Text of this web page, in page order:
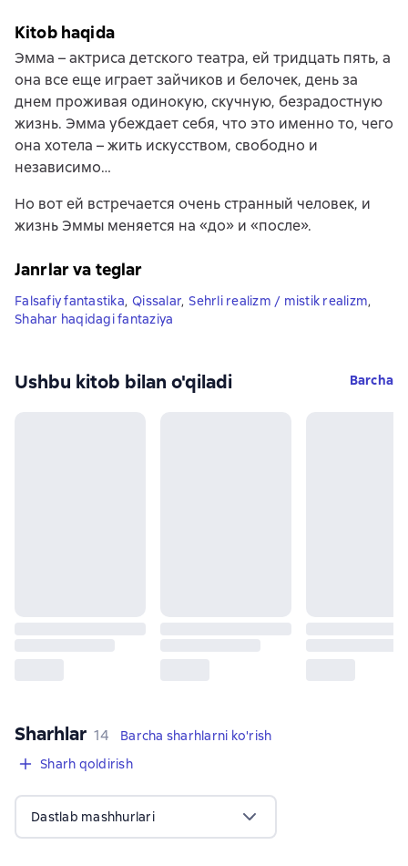
Kitob haqida
Эмма – актриса детского театра, ей тридцать пять, а
она все еще играет зайчиков и белочек, день за
днем проживая одинокую, скучную, безрадостную
жизнь. Эмма убеждает себя, что это именно то, чего
она хотела – жить искусством, свободно и
независимо…
Но вот ей встречается очень странный человек, и
жизнь Эммы меняется на «до» и «после».
Janrlar va teglar
Falsafiy fantastika, Qissalar, Sehrli realizm / mistik realizm,
Shahar haqidagi fantaziya
Ushbu kitob bilan o'qiladi Barcha
Sharhlar 14 sharhlar
14
Barcha sharhlarni ko'rish
Sharh qoldirish
Dastlab mashhurlari